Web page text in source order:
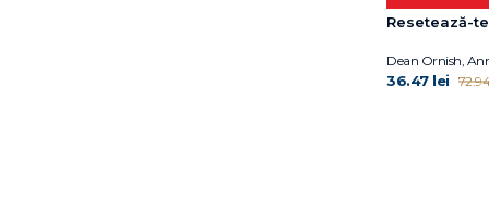
Resetează-
Dean Ornish,
36.47 lei